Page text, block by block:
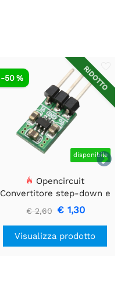

RIDOTTO
disponibile
-50 %
Opencircuit
Convertitore step-down e
step-up da 3,3 V
€ 2,60 € 1,30
Visualizza prodotto